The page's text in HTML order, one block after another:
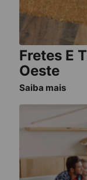
Fretes E
Oeste
Saiba mais